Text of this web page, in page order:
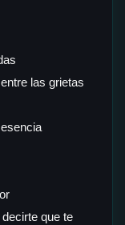
las grietas
que te